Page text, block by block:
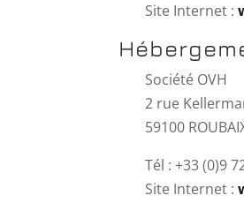
Site Internet :
Société OVH
2 rue
59100
Tél : +33 (0)9
Site Internet :